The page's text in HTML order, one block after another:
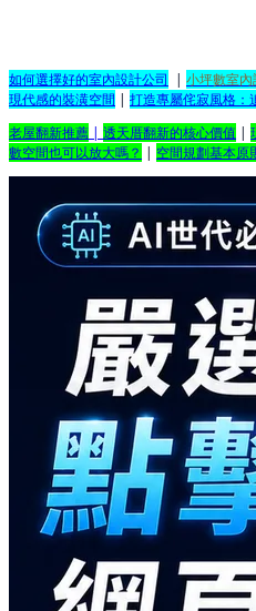
如何選擇好的室內設計公司 | 小坪數室
現代感的裝潢空間 | 打造專屬侘寂風格：
老屋翻新推薦 | 透天厝翻新的核心價值 |
數空間也可以放大嗎？ | 空間規劃基本原